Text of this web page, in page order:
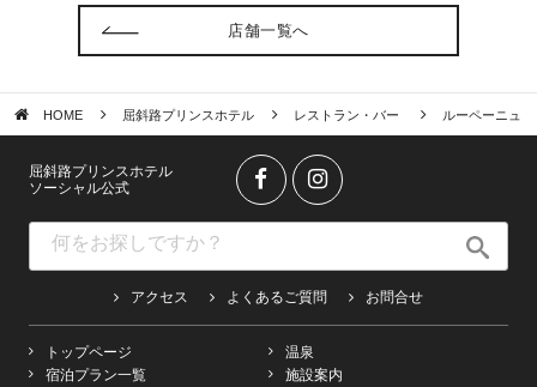
店舗一覧へ
HOME 屈斜路プリンスホテル レストラン・バー ルーペーニュ
屈斜路プリンスホテル
ソーシャル公式
アクセス よくあるご質問 お問合せ
トップページ
宿泊プラン一覧
温泉
施設案内